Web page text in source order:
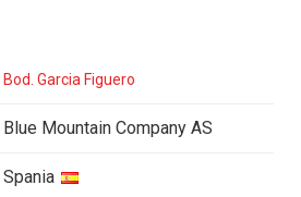
Bod. Garcia Figuero
Blue Mountain Company AS
Spania